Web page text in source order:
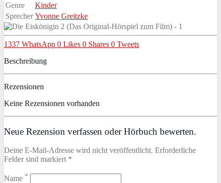
Genre
Kinder
Sprecher Yvonne Greitzke
1337 WhatsApp 0 Likes 0 Shares 0 Tweets
Beschreibung
Rezensionen
Keine Rezensionen vorhanden
Neue Rezension verfassen oder Hörbuch bewerten.
Deine E-Mail-Adresse wird nicht veröffentlicht. Erforderliche
Felder sind markiert *
Name *